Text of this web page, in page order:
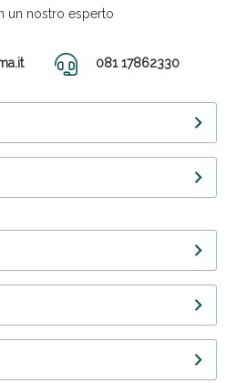
un nostro esperto
081 17862330